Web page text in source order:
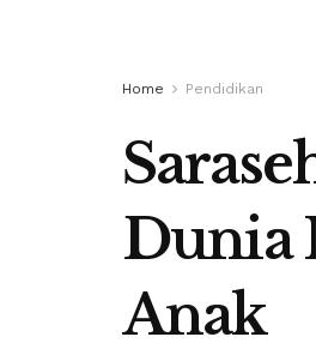
Home Pendidikan
Dunia
Anak